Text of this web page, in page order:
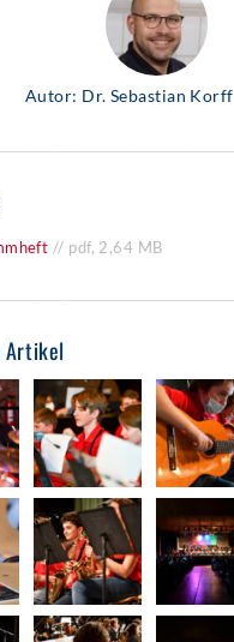
Autor: Dr. Sebastian Korff
// pdf, 2,64 MB
Artikel